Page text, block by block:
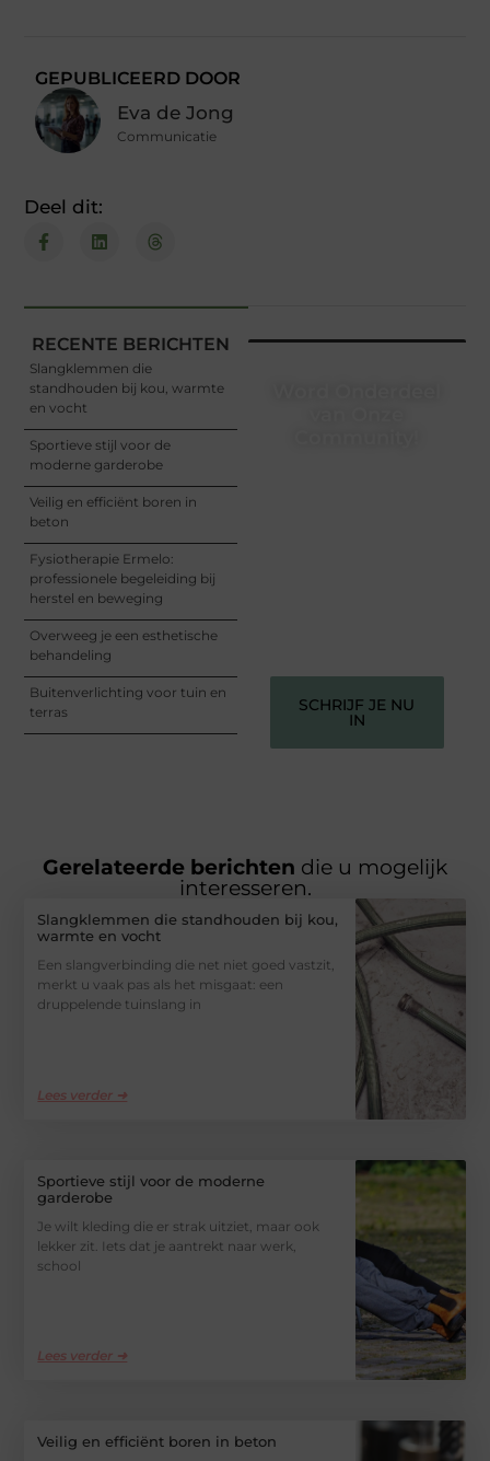
GEPUBLICEERD DOOR
Eva de Jong
Communicatie
Deel dit:
RECENTE BERICHTEN
Slangklemmen die
standhouden bij kou, warmte
en vocht
Sportieve stijl voor de
moderne garderobe
Veilig en efficiënt boren in
beton
Fysiotherapie Ermelo:
professionele begeleiding bij
herstel en beweging
Overweeg je een esthetische
behandeling
Buitenverlichting voor tuin en
terras
SCHRIJF JE NU
IN
Gerelateerde berichten die u mogelijk
interesseren.
Slangklemmen die standhouden bij kou,
warmte en vocht
Een slangverbinding die net niet goed vastzit,
merkt u vaak pas als het misgaat: een
druppelende tuinslang in
Lees verder ➜
Sportieve stijl voor de moderne
garderobe
Je wilt kleding die er strak uitziet, maar ook
lekker zit. Iets dat je aantrekt naar werk,
school
Lees verder ➜
Veilig en efficiënt boren in beton